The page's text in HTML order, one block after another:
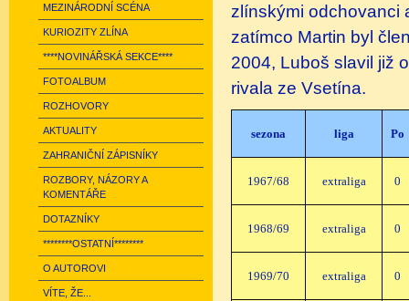
MEZINÁRODNÍ SCÉNA
KURIOZITY ZLÍNA
****NOVINÁŘSKÁ SEKCE****
FOTOALBUM
ROZHOVORY
AKTUALITY
ZAHRANIČNÍ ZÁPISNÍKY
ROZBORY, NÁZORY A
KOMENTÁŘE
DOTAZNÍKY
********OSTATNÍ********
O AUTOROVI
VÍTE, ŽE...
zlínskými odchovanci
zatímco Martin byl
2004, Luboš slavil již
rivala ze Vsetína.
sezona liga Po
1967/68 extraliga 0
1968/69 extraliga 0
1969/70 extraliga 0